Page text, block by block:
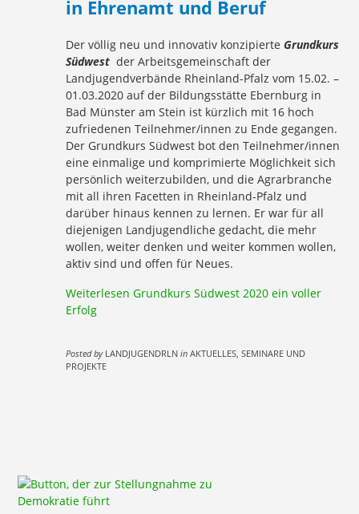
in Ehrenamt und Beruf
Der völlig neu und innovativ konzipierte Grundkurs
Südwest der Arbeitsgemeinschaft der
Landjugendverbände Rheinland-Pfalz vom 15.02. –
01.03.2020 auf der Bildungsstätte Ebernburg in
Bad Münster am Stein ist kürzlich mit 16 hoch
zufriedenen Teilnehmer/innen zu Ende gegangen.
Der Grundkurs Südwest bot den Teilnehmer/innen
eine einmalige und komprimierte Möglichkeit sich
persönlich weiterzubilden, und die Agrarbranche
mit all ihren Facetten in Rheinland-Pfalz und
darüber hinaus kennen zu lernen. Er war für all
diejenigen Landjugendliche gedacht, die mehr
wollen, weiter denken und weiter kommen wollen,
aktiv sind und offen für Neues.
Weiterlesen Grundkurs Südwest 2020 ein voller
Erfolg
Posted by LANDJUGENDRLN in AKTUELLES, SEMINARE UND
PROJEKTE